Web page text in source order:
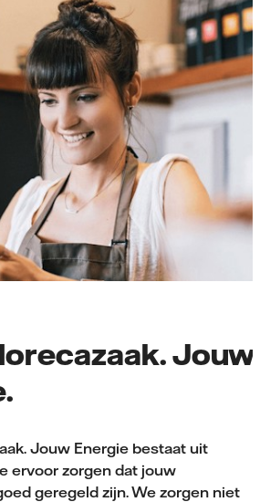
Jouw
Jouw Energie bestaat uit
ervoor zorgen dat jouw
geregeld zijn. We zorgen niet